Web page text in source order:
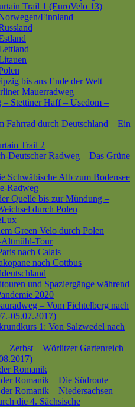
Trail 1 (EuroVelo 13)
Finnland
bis ans Ende der Welt
Mauerradweg
– Stettiner Haff – Usedom –
Fahrrad durch Deutschland – Ein
Trail 2
Deutscher Radweg – Das Grüne
Schwäbische Alb zum Bodensee
Radweg
Quelle bis zur Mündung –
durch Polen
Green Velo durch Polen
Altmühl-Tour
nach Calais
nach Cottbus
und Spaziergänge während
2020
– Vom Fichtelberg nach
05.07.2017)
1: Von Salzwedel nach
– Zerbst – Wörlitzer Gartenreich
Romanik
der Romanik – Die Südroute
Romanik – Niedersachsen
die 4. Sächsische